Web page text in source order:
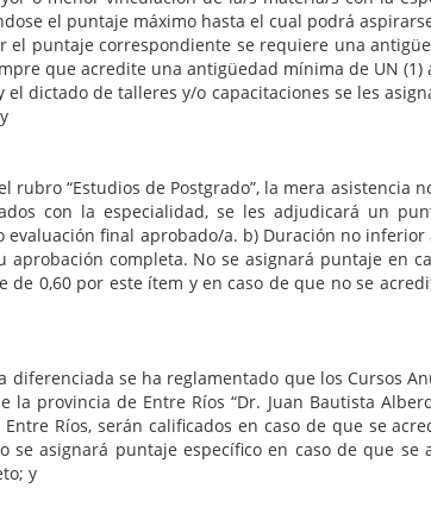
el puntaje máximo hasta el cual podrá
el puntaje correspondiente se requiere una
que acredite una antigüedad mínima de UN
dictado de talleres y/o capacitaciones se les
de Postgrado”, la mera asistencia no
con la especialidad, se les adjudicará un
final aprobado/a. b) Duración no
aprobación completa. No se asignará puntaje en
de 0,60 por este ítem y en caso de que no se
se ha reglamentado que los Cursos
la provincia de Entre Ríos “Dr. Juan Bautista
Ríos, serán calificados en caso de que se
se asignará puntaje específico en caso de que
y